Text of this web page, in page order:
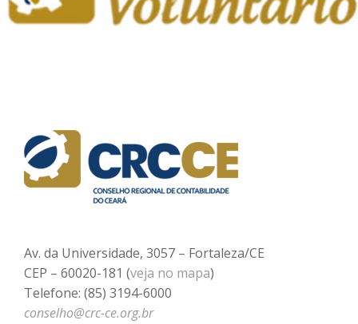
Av. da Universidade, 3057 – Fortaleza/CE
CEP – 60020-181 (veja no mapa)
Telefone: (85) 3194-6000
conselho@crc-ce.org.br